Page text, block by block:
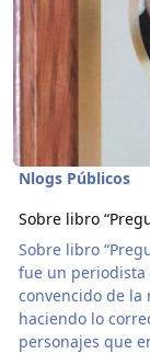
Nlogs Públicos
Sobre libro
Sobre libro
fue un periodista
convencido de la
haciendo lo
personajes que